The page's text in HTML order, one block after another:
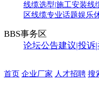
线缆选型|施工安装线
区线缆专业话题娱乐
BBS事务区
论坛公告建议|投诉
首页 企业厂家 人才招聘 搜